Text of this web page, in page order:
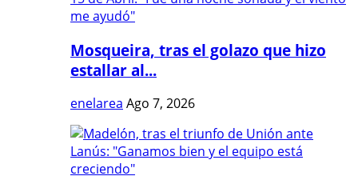
Mosqueira, tras el golazo que hizo
estallar al...
enelarea Ago 7, 2026